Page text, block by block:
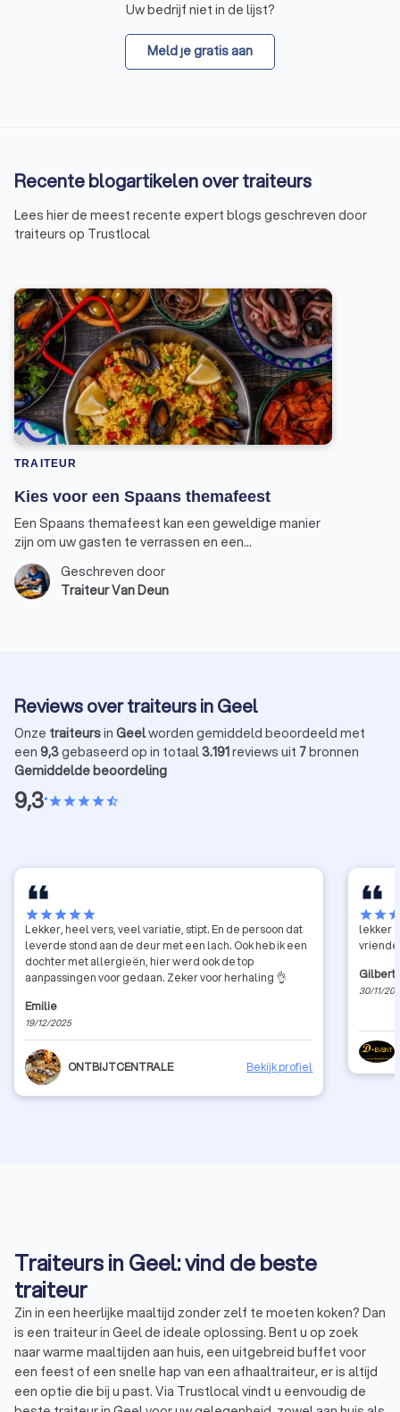
Uw bedrijf niet in de lijst?
Meld je gratis aan
Recente blogartikelen over traiteurs
Lees hier de meest recente expert blogs geschreven door
traiteurs op Trustlocal
TRAITEUR
Kies voor een Spaans themafeest
Een Spaans themafeest kan een geweldige manier
zijn om uw gasten te verrassen en een
onvergetelijke ervaring te bezorgen. Of het nu bij u
thuis is, in een feestzaal of een bedrijfsfeestje: een
thema geeft extra sfeer en richting aan het
Geschreven door
Traiteur Van Deun
Reviews over traiteurs in Geel
Onze traiteursin Geelworden gemiddeld beoordeeld met
een 9,3gebaseerd op in totaal3.191reviews uit 7bronnen
Gemiddelde beoordeling
9,3•starstarstarstarstar_half
starstarstarstarstar
Lekker, heel vers, veel variatie, stipt. En de persoon dat
leverde stond aan de deur met een lach. Ook heb ik een
dochter met allergieën, hier werd ook de top
aanpassingen voor gedaan. Zeker voor herhaling 👌
Emilie
19/12/2025
ONTBIJTCENTRALE Bekijk profiel
starstar
lekker
30/11/
Traiteurs in Geel: vind de beste
traiteur
Zin in een heerlijke maaltijd zonder zelf te moeten koken? Dan
is een traiteur in Geel de ideale oplossing. Bent u op zoek
naar warme maaltijden aan huis, een uitgebreid buffet voor
een feest of een snelle hap van een afhaaltraiteur, er is altijd
een optie die bij u past. Via Trustlocal vindt u eenvoudig de